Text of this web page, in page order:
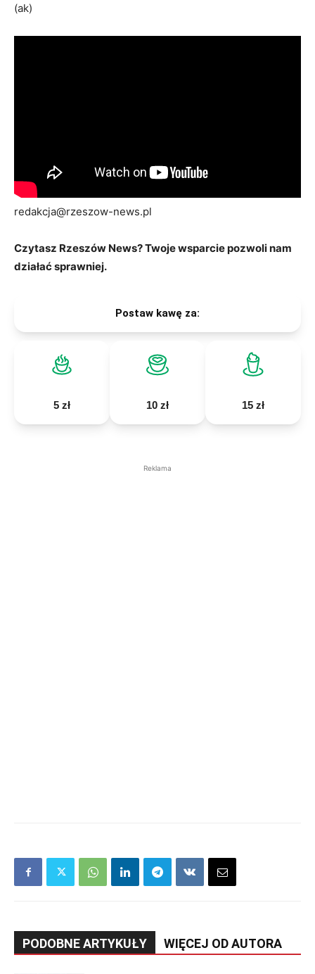
(ak)
redakcja@rzeszow-news.pl
Czytasz Rzeszów News? Twoje wsparcie pozwoli nam
działać sprawniej.
Postaw kawę za:
5 zł 10 zł 15 zł
Reklama
PODOBNE ARTYKUŁY WIĘCEJ OD AUTORA